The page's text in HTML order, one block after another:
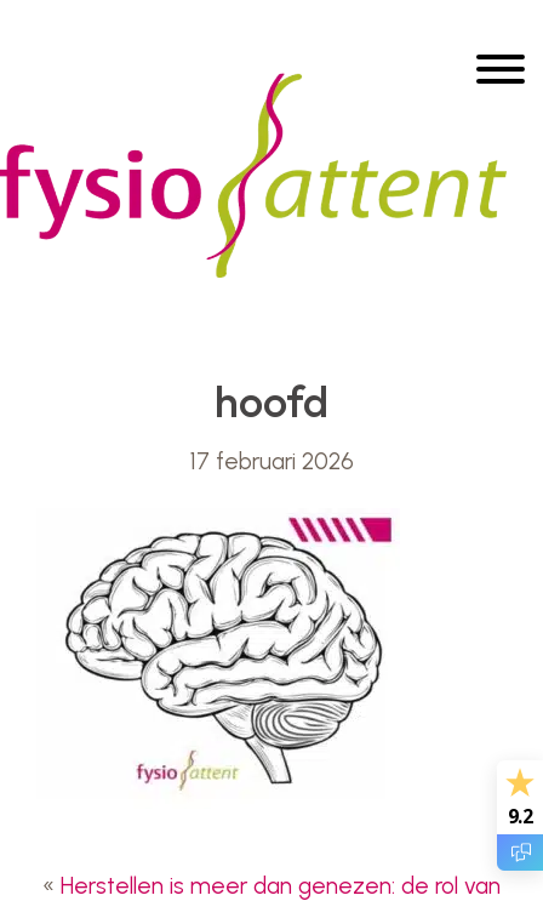
inhoud
hoofd
17 februari 2026
« Herstellen is meer dan genezen: de rol van
9.2